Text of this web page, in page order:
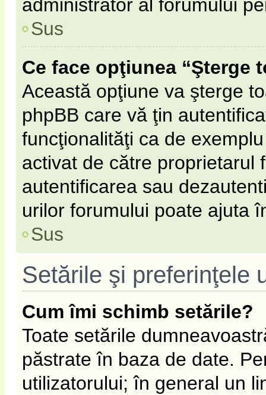
administrator al forumului
Sus
Ce face opţiunea “Şterge
Această opţiune va şterge
phpBB care vă ţin
funcţionalităţi ca de
activat de către proprietarul
autentificarea sau
urilor forumului poate ajuta
Sus
Setările şi preferinţele
Cum îmi schimb setările?
Toate setările
păstrate în baza de date.
utilizatorului; în general un